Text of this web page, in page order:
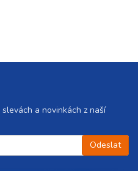
a novinkách z naší